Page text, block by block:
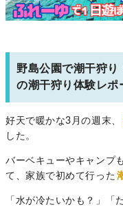
野島公園で潮干狩り
の潮干狩り体験レポ
好天で暖かな3月の週末、
した。
バーベキューやキャンプ
て、家族で初めて行った
「水が冷たいかも？」「